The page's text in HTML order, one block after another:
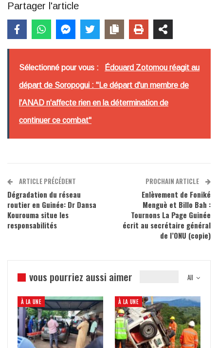
Partager l'article
Sélectionné pour vous : Édouard Zotomou réagit au
départ de Soropogui : "Le départ d'un membre de
l'ANAD n'affecte rien en la détermination de
continuer ce combat"
ARTICLE PRÉCÉDENT
Dégradation du réseau
routier en Guinée: Dr Dansa
Kourouma situe les
responsabilités
PROCHAIN ARTICLE
Enlèvement de Foniké
Menguè et Billo Bah :
Tournons La Page Guinée
écrit au secrétaire général
de l’ONU (copie)
All
vous pourriez aussi aimer
À LA UNE À LA UNE